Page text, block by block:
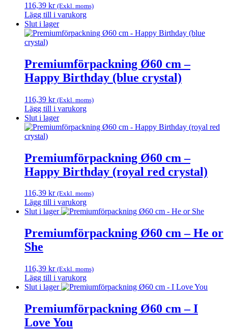
116,39 kr (Exkl. moms)
Lägg till i varukorg
Slut i lager
Premiumförpackning Ø60 cm –
Happy Birthday (blue crystal)
116,39 kr (Exkl. moms)
Lägg till i varukorg
Slut i lager
Premiumförpackning Ø60 cm –
Happy Birthday (royal red crystal)
116,39 kr (Exkl. moms)
Lägg till i varukorg
Slut i lager
Premiumförpackning Ø60 cm – He or
She
116,39 kr (Exkl. moms)
Lägg till i varukorg
Slut i lager
Premiumförpackning Ø60 cm – I
Love You